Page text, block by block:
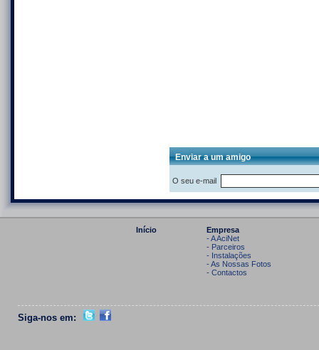
Enviar a um amigo
O seu e-mail
Início
Empresa
- A AciNet
- Parceiros
- Instalações
- As Nossas Fotos
- Contactos
Siga-nos em: